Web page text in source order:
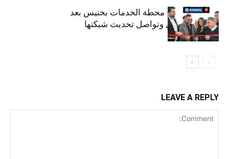
ستارأويل تفتتح محطة الخدمات بخنيس بعد
تجديدهابالكامل وتواصل تحديث شبكتها
LEAVE A REPLY